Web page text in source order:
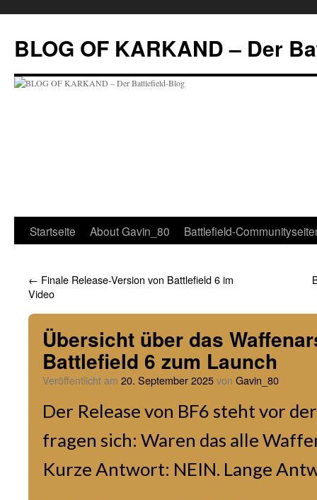
springen
BLOG OF KARKAND – Der
Startseite About Gavin_80 Battlefield-
← Finale Release-Version von Battlefield 6 im
Video
Übersicht über das
Battlefield 6 zum Launch
Veröffentlicht am 20. September 2025von Gavin_80
Der Release von BF6 steht vor
fragen sich: Waren das alle
Kurze Antwort: NEIN. Lange